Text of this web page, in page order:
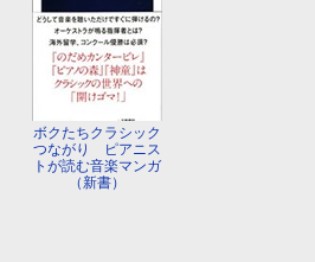
ボクたちクラシック
つながり ピアニス
トが読む音楽マンガ
（新書）